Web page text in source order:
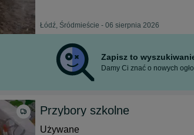
Łódź, Śródmieście - 06 sierpnia 2026
Zapisz to
Damy Ci znać o nowych
Przybory szkolne
Używane